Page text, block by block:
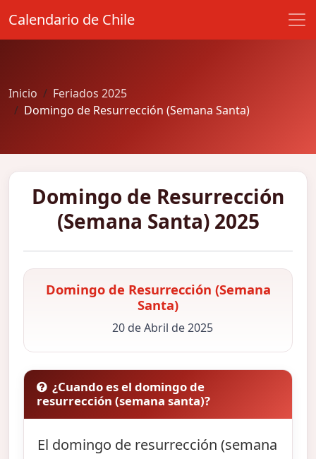
Calendario de Chile
Inicio
Feriados 2025
Domingo de Resurrección (Semana Santa)
Domingo de Resurrección
(Semana Santa) 2025
Domingo de Resurrección (Semana
Santa)
20 de Abril de 2025
¿Cuando es el domingo de
resurrección (semana santa)?
El domingo de resurrección (semana